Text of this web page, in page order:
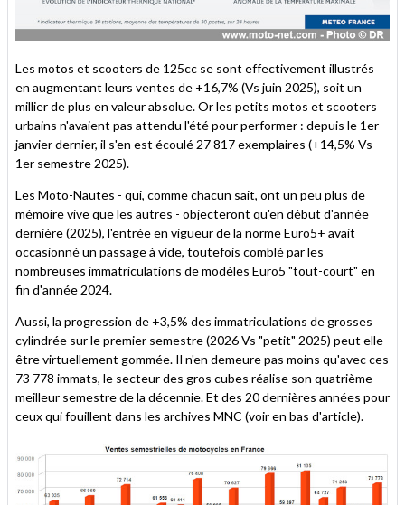
Les motos et scooters de 125cc se sont effectivement illustrés
en augmentant leurs ventes de +16,7% (Vs juin 2025), soit un
millier de plus en valeur absolue. Or les petits motos et scooters
urbains n'avaient pas attendu l'été pour performer : depuis le 1er
janvier dernier, il s'en est écoulé 27 817 exemplaires (+14,5% Vs
1er semestre 2025).
Les Moto-Nautes - qui, comme chacun sait, ont un peu plus de
mémoire vive que les autres - objecteront qu'en début d'année
dernière (2025), l'entrée en vigueur de la norme Euro5+ avait
occasionné un passage à vide, toutefois comblé par les
nombreuses immatriculations de modèles Euro5 "tout-court" en
fin d'année 2024.
Aussi, la progression de +3,5% des immatriculations de grosses
cylindrée sur le premier semestre (2026 Vs "petit" 2025) peut elle
être virtuellement gommée. Il n'en demeure pas moins qu'avec ces
73 778 immats, le secteur des gros cubes réalise son quatrième
meilleur semestre de la décennie. Et des 20 dernières années pour
ceux qui fouillent dans les archives MNC (voir en bas d'article).